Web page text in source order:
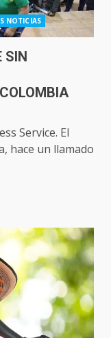
NOTICIAS
SIN
Service. El
hace un llamado